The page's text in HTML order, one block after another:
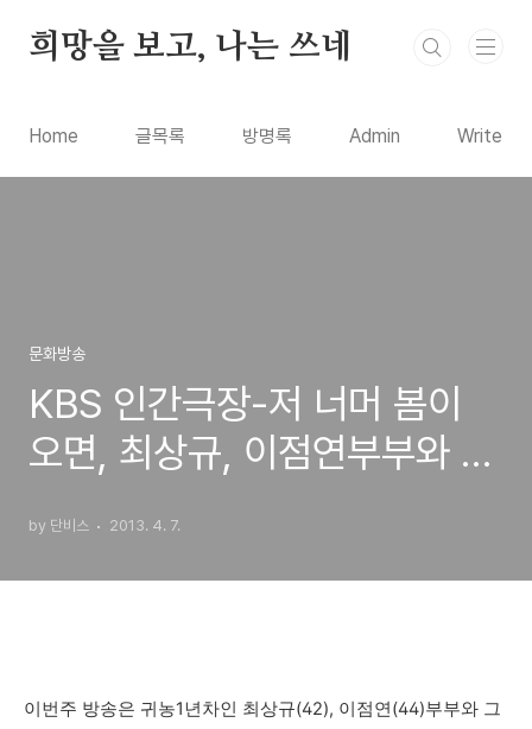
희망을 보고, 나는 쓰네
Home 글목록 방명록 Admin Write
문화방송
KBS 인간극장-저 너머 봄이
오면, 최상규, 이점연부부와 5
by 단비스 2013. 4. 7.
이번주 방송은 귀농1년차인 최상규(42), 이점연(44)부부와 그